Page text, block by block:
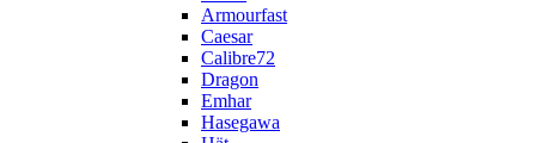
Armourfast
Caesar
Calibre72
Dragon
Emhar
Hasegawa